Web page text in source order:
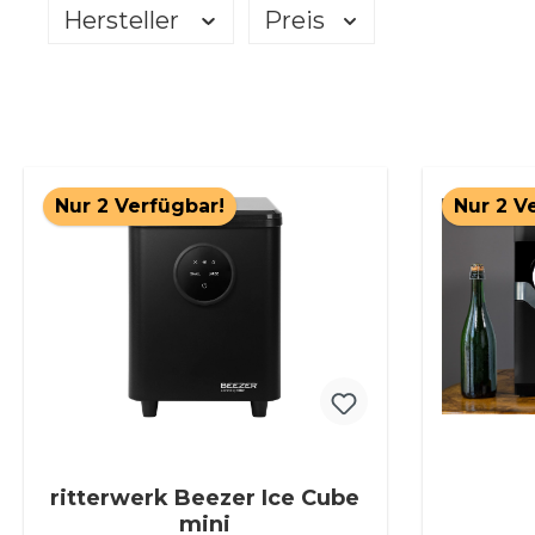
Hersteller Preis
Nur 2 Verfügbar!
ritterwerk Beezer Ice Cube
mini
Nur 2